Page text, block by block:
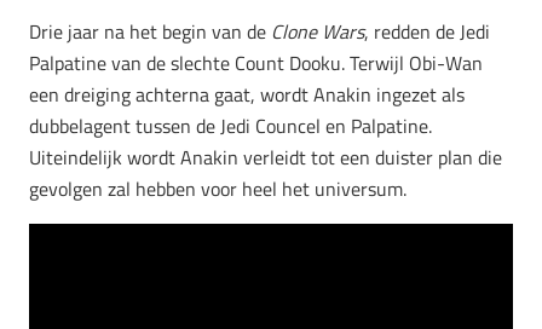
Drie jaar na het begin van de Clone Wars, redden de Jedi
Palpatine van de slechte Count Dooku. Terwijl Obi-Wan
een dreiging achterna gaat, wordt Anakin ingezet als
dubbelagent tussen de Jedi Councel en Palpatine.
Uiteindelijk wordt Anakin verleidt tot een duister plan die
gevolgen zal hebben voor heel het universum.